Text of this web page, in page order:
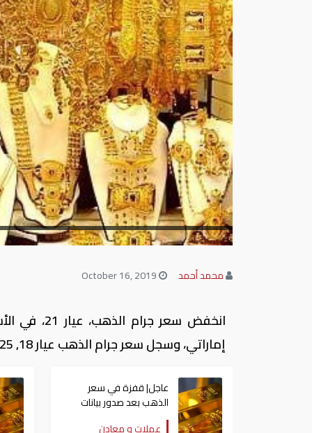
محمد أحمد
إماراتي، وسجل سعر جرام الذهب عيار 18, 131.25 درهما.
عاجل| قفزة في سعر
الذهب بعد صدور بيانات
الوظائف الأمريكية
عملات و معادن